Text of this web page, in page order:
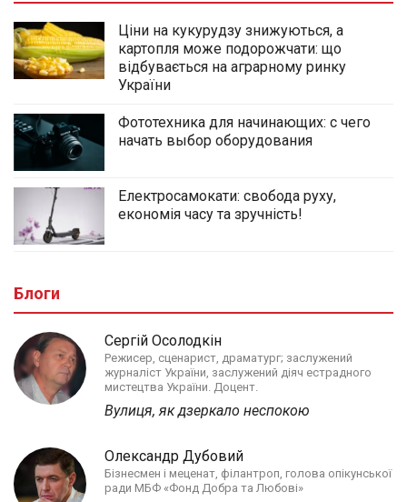
Ціни на кукурудзу знижуються, а
картопля може подорожчати: що
відбувається на аграрному ринку
України
Фототехника для начинающих: с чего
начать выбор оборудования
Електросамокати: свобода руху,
економія часу та зручність!
Блоги
Сергій Осолодкін
Режисер, сценарист, драматург; заслужений
журналіст України, заслужений діяч естрадного
мистецтва України. Доцент.
Вулиця, як дзеркало неспокою
Олександр Дубовий
Бізнесмен і меценат, філантроп, голова опікунської
ради МБФ «Фонд Добра та Любові»